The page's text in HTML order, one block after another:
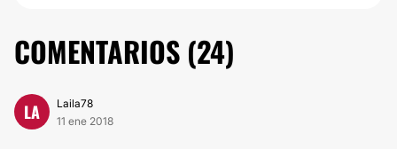
COMENTARIOS (24)
LA
Laila78
11 ene 2018